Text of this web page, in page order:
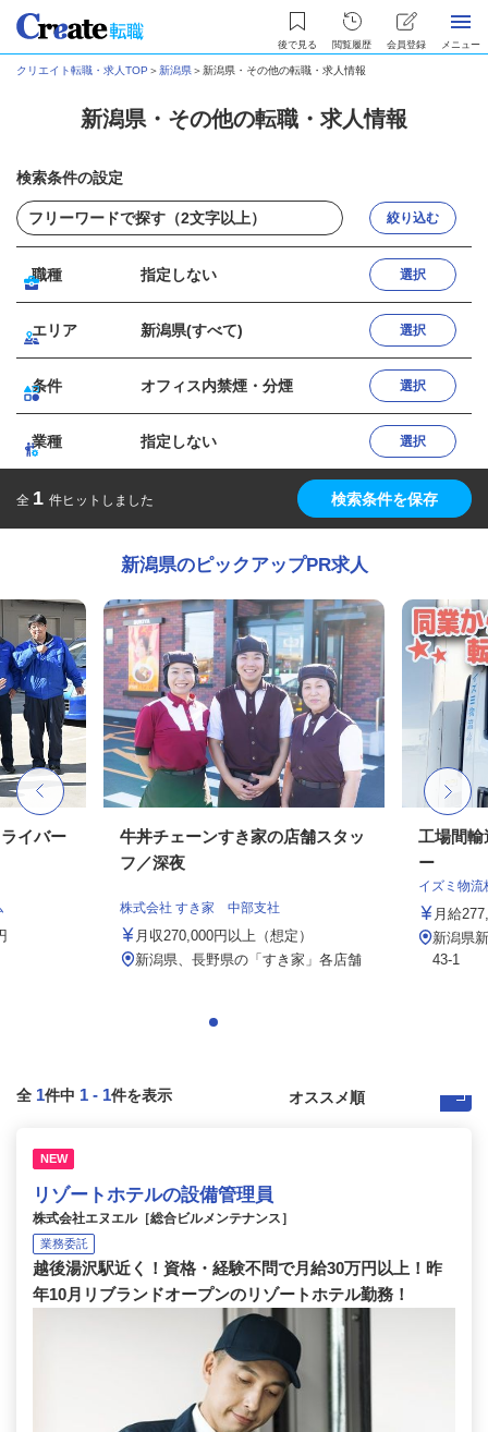
後で見る 閲覧履歴 会員登録 メニュー
クリエイト転職・求人TOP ＞新潟県＞新潟県・その他の転職・求人情報
新潟県・その他の転職・求人情報
検索条件の設定
絞り込む
職種 指定しない 選択
エリア 新潟県(すべて) 選択
条件 オフィス内禁煙・分煙 選択
業種 指定しない 選択
全 1 件ヒットしました 検索条件を保存
新潟県のピックアップPR求人
イバー
牛丼チェーンすき家の店舗スタッ
フ／深夜
株式会社 すき家 中部支社
月収270,000円以上（想定）
新潟県、長野県の「すき家」各店舗
工場間
ー
イズミ物
月給
新潟県
43-1
全 1件中 1 - 1件を表示
NEW
リゾートホテルの設備管理員
株式会社エヌエル［総合ビルメンテナンス］
業務委託
越後湯沢駅近く！資格・経験不問で月給30万円以上！昨
年10月リブランドオープンのリゾートホテル勤務！